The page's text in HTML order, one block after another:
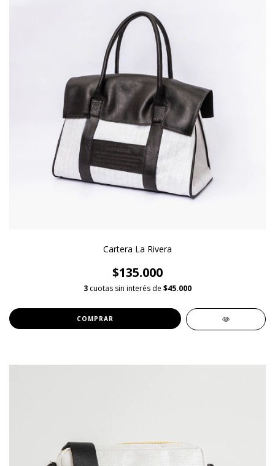
Cartera La Rivera
$135.000
3 cuotas sin interés de $45.000
COMPRAR